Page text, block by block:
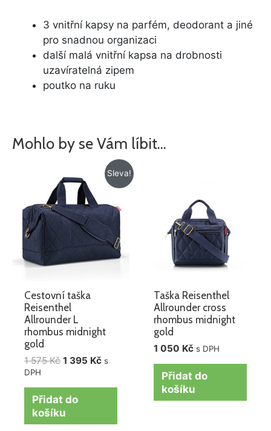
3 vnitřní kapsy na parfém, deodorant a jiné
pro snadnou organizaci
další malá vnitřní kapsa na drobnosti
uzavíratelná zipem
poutko na ruku
Mohlo by se Vám líbit…
Sleva!
Cestovní taška
Reisenthel
Allrounder L
rhombus midnight
gold
1 575Kč
cena
byla:
1
575 Kč.
1 395 Kč
Aktuální
cena
1
395 Kč.
s
DPH
Přidat do
košíku
Taška Reisenthel
Allrounder cross
rhombus midnight
gold
1 050 Kč s DPH
Přidat do
košíku